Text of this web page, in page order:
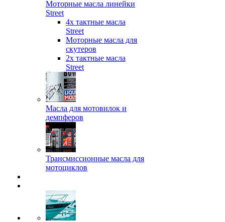
Моторные масла линейки
Street
4х тактные масла
Street
Моторные масла для
скутеров
2х тактные масла
Street
Масла для мотовилок и
демпферов
Трансмиссионные масла для
мотоциклов